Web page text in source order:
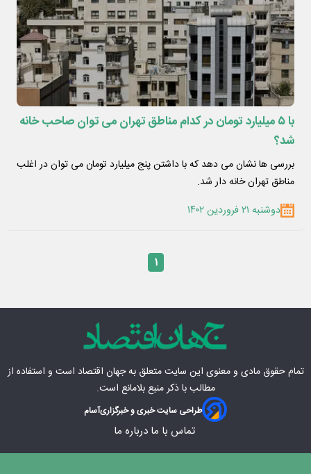
با ۵ میلیارد تومان در کدام مناطق تهران می توان صاحب خانه
شد؟
بررسی ها نشان می دهد که با داشتن پنج میلیارد تومان می توان در اغلب
مناطق تهران خانه دار شد.
دوشنبه ۲۱ فروردین ۱۴۰۲
۱
تمام حقوق مادی‌ و معنوی این سایت متعلق بهجهان اقتصاد است و استفاده از
مطالب با ذکر منبع بلامانع است.
طراحی سایت خبری و خبرگزاریآسام
تماس با ما درباره ما